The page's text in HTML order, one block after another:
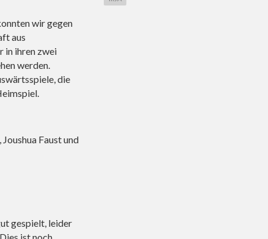
wir gegen
aus
in ihren zwei
werden.
die
Faust und
gespielt, leider